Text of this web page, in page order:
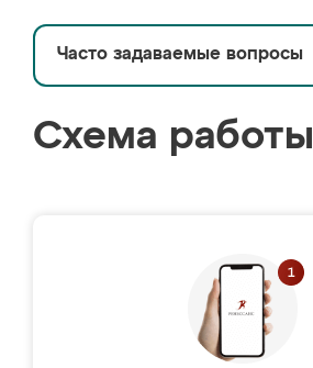
Часто задаваемые вопросы
Схема работы